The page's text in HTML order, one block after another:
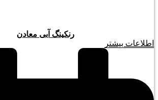
رنکینگ آبی معادن
اطلاعات بیشتر